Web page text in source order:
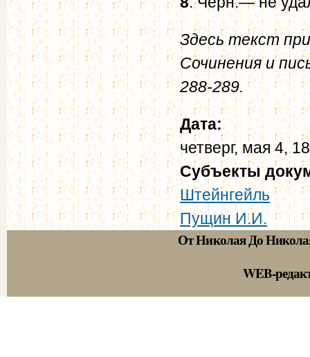
Здесь текст
Сочинения и
288-289.
Дата:
четверг, мая 4,
Субъекты
Штейнгейль
Пущин И.И.
От Николая До
WEB-